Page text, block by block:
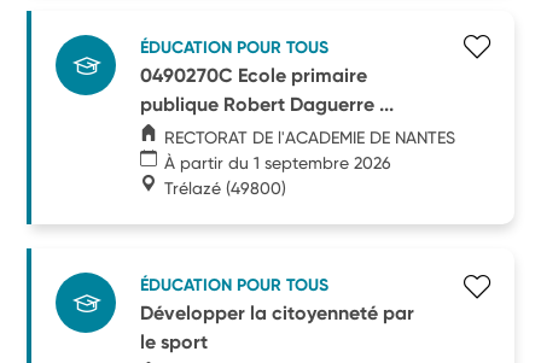
ÉDUCATION POUR TOUS
0490270C Ecole primaire
publique Robert Daguerre ...
RECTORAT DE l'ACADEMIE DE NANTES
À partir du 1 septembre 2026
Trélazé (49800)
ÉDUCATION POUR TOUS
Développer la citoyenneté par
le sport